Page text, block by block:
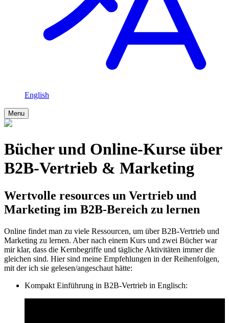
English
Menu
Bücher und Online-Kurse über
B2B-Vertrieb & Marketing
Wertvolle resources un Vertrieb und
Marketing im B2B-Bereich zu lernen
Online findet man zu viele Ressourcen, um über B2B-Vertrieb und
Marketing zu lernen. Aber nach einem Kurs und zwei Bücher war
mir klar, dass die Kernbegriffe und tägliche Aktivitäten immer die
gleichen sind. Hier sind meine Empfehlungen in der Reihenfolgen,
mit der ich sie gelesen/angeschaut hätte:
Kompakt Einführung in B2B-Vertrieb in Englisch: